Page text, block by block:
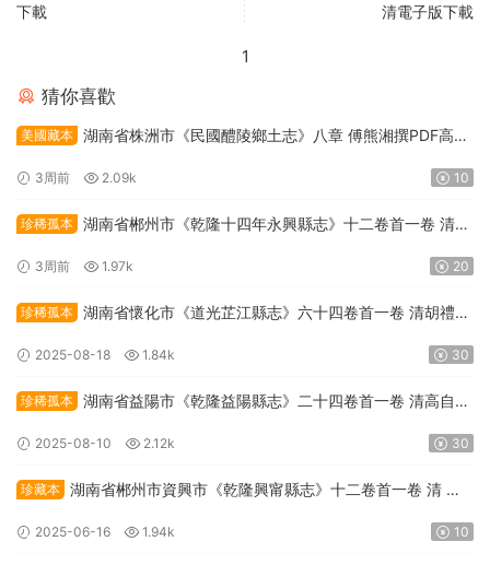
下載
清電子版下載
1
猜你喜歡
美國藏本 湖南省株洲市《民國醴陵鄉土志》八章 傅熊湘撰PDF高清
3周前 2.09k 10
珍稀孤本 湖南省郴州市《乾隆十四年永興縣志》十二卷首一卷 清呂
3周前 1.97k 20
珍稀孤本 湖南省懷化市《道光芷江縣志》六十四卷首一卷 清胡禮箴
2025-08-18 1.84k 30
珍稀孤本 湖南省益陽市《乾隆益陽縣志》二十四卷首一卷 清高自位
2025-08-10 2.12k 30
珍藏本 湖南省郴州市資興市《乾隆興甯縣志》十二卷首一卷 清 羅
2025-06-16 1.94k 10